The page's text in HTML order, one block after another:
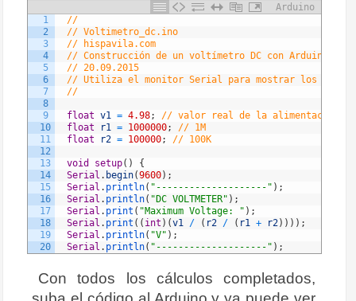
Arduino
1
2
3
4
5
6
7
8
9
10
11
12
13
14
15
16
17
18
19
20
22
23
24
//
// Voltimetro_dc.ino
// hispavila.com
// Construcción de un voltímetro DC con Arduino
// 20.09.2015
// Utiliza el monitor Serial para mostrar los
//
float v1 = 4.98;
// valor real de la alimentacion de
float
r1 = 1000000;
// 1M
float
r2 = 100000; // 100K
void setup( )
{
Serial . begin(9600) ;
Serial . println( "--------------------" ) ;
Serial . println( "DC VOLTMETER" ) ;
Serial . print ( "Maximum Voltage: " ) ;
Serial . print ( ( int ) (v1 / ( r2 / ( r1 + r2) ) ) ) ;
Serial . println( "V" ) ;
Serial . println( "--------------------" ) ;
( );
Con todos los cálculos completados,